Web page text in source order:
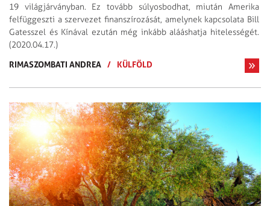
19 világjárványban. Ez tovább súlyosbodhat, miután Amerika
felfüggeszti a szervezet finanszírozását, amelynek kapcsolata Bill
Gatesszel és Kínával ezután még inkább alááshatja hitelességét.
(2020.04.17.)
RIMASZOMBATI ANDREA / KÜLFÖLD